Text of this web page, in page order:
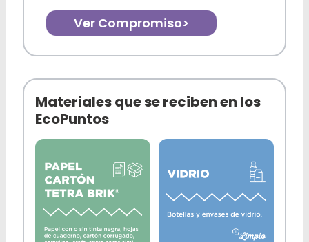
Ver Compromiso>
Materiales que se reciben en los
EcoPuntos